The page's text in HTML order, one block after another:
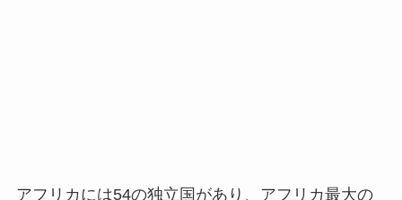
アフリカには54の独立国があり、アフリカ最大の